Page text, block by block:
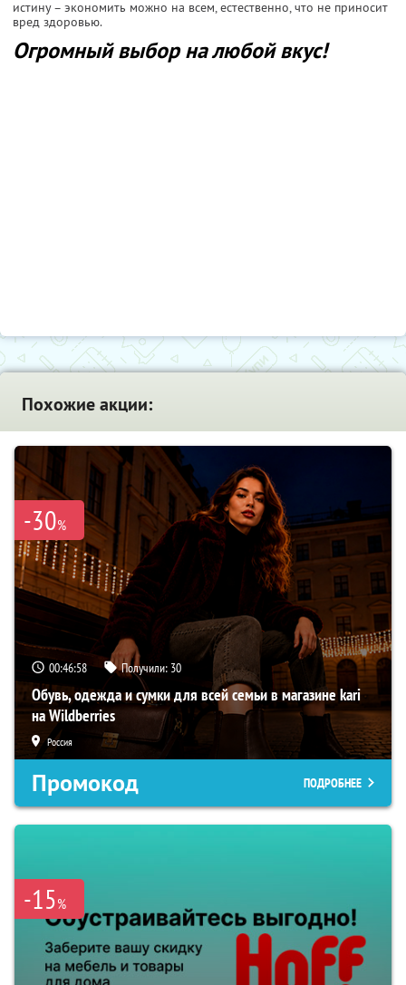
истину – экономить можно на всем, естественно, что не приносит
вред здоровью.
Огромный выбор на любой вкус!
Похожие акции:
-30%
00:46:57 Получили: 30
Обувь, одежда и сумки для всей семьи в магазине kari
на Wildberries
Россия
Промокод ПОДРОБНЕЕ
-15%